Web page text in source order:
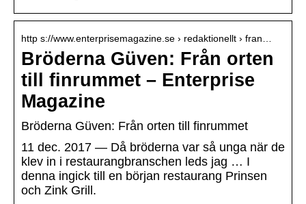
http s://www.enterprisemagazine.se › redaktionellt › fran…
Bröderna Güven: Från orten
till finrummet – Enterprise
Magazine
Bröderna Güven: Från orten till finrummet
11 dec. 2017 — Då bröderna var så unga när de
klev in i restaurangbranschen leds jag … I
denna ingick till en början restaurang Prinsen
och Zink Grill.